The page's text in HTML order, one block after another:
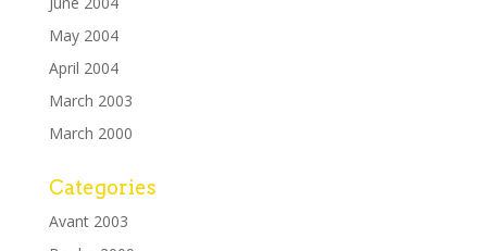
May 2004
April 2004
March 2003
March 2000
Categories
Avant 2003